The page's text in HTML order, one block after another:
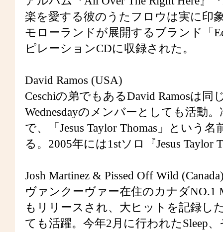
楽を愛する彼のうたフロウは実に印
モローランドが展開するブランド「
ピレーションCDに収録された。
David Ramos (USA)
Ceschiの弟でもあるDavid Ramosは同
Wednesdayのメンバーとしても活動
で、「Jesus Taylor Thomas」という
る。2005年には1stソロ『Jesus Taylor
Josh Martinez & Pissed Off Wild
ヴァンクーヴァー在住のカナダNO.1
もリリースされ、大ヒットを記録し
ても活躍。今年2月に行われたSleep